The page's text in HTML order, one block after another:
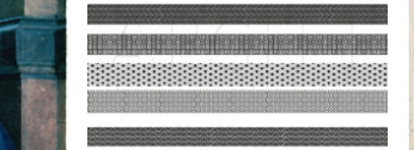
ARCH+ Nr. 226, Herbst 2016